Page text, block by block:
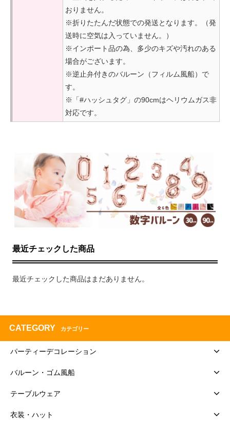
おりません。
※折りたたんだ状態での発送となります。（発
送時に空気は入っていません。）
※インポート品の為、多少のキズや汚れのある
場合がございます。
※逆止弁付きのバルーン（フィルム風船）で
す。
※「#ハッシュタグ」の90cmはヘリウムガス非
対応です。
最近チェックした商品
最近チェックした商品はまだありません。
CATEGORY カテゴリー
パーティーデコレーション
バルーン・ゴム風船
テーブルウェア
衣装・ハット